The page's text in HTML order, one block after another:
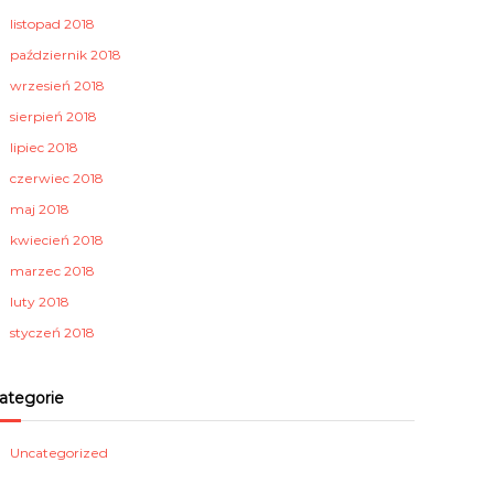
listopad 2018
październik 2018
wrzesień 2018
sierpień 2018
lipiec 2018
czerwiec 2018
maj 2018
kwiecień 2018
marzec 2018
luty 2018
styczeń 2018
Uncategorized